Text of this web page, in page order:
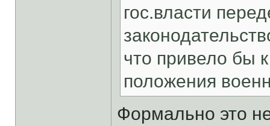
гос.власти
что привело бы
положения
Формально это